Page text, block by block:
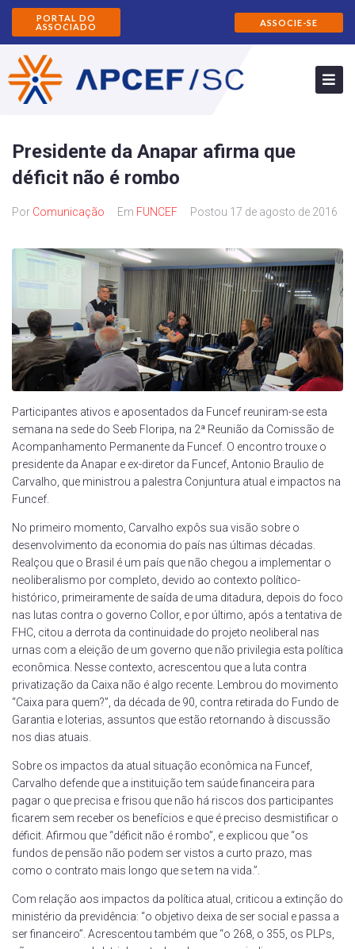
PORTAL DO
ASSOCIADO
ASSOCIE-SE
Presidente da Anapar afirma que
déficit não é rombo
Por Comunicação Em FUNCEF Postou 17 de agosto de 2016
Participantes ativos e aposentados da Funcef reuniram-se esta
semana na sede do Seeb Floripa, na 2ª Reunião da Comissão de
Acompanhamento Permanente da Funcef. O encontro trouxe o
presidente da Anapar e ex-diretor da Funcef, Antonio Braulio de
Carvalho, que ministrou a palestra Conjuntura atual e impactos na
Funcef.
No primeiro momento, Carvalho expôs sua visão sobre o
desenvolvimento da economia do país nas últimas décadas.
Realçou que o Brasil é um país que não chegou a implementar o
neoliberalismo por completo, devido ao contexto político-
histórico, primeiramente de saída de uma ditadura, depois do foco
nas lutas contra o governo Collor, e por último, após a tentativa de
FHC, citou a derrota da continuidade do projeto neoliberal nas
urnas com a eleição de um governo que não privilegia esta política
econômica. Nesse contexto, acrescentou que a luta contra
privatização da Caixa não é algo recente. Lembrou do movimento
“Caixa para quem?”, da década de 90, contra retirada do Fundo de
Garantia e loterias, assuntos que estão retornando à discussão
nos dias atuais.
Sobre os impactos da atual situação econômica na Funcef,
Carvalho defende que a instituição tem saúde financeira para
pagar o que precisa e frisou que não há riscos dos participantes
ficarem sem receber os benefícios e que é preciso desmistificar o
déficit. Afirmou que “déficit não é rombo”, e explicou que “os
fundos de pensão não podem ser vistos a curto prazo, mas
como o contrato mais longo que se tem na vida.”.
Com relação aos impactos da política atual, criticou a extinção do
ministério da previdência: “o objetivo deixa de ser social e passa a
ser financeiro”. Acrescentou também que “o 268, o 355, os PLPs,